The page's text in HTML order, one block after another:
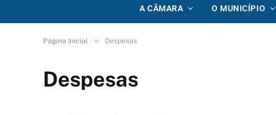
A CÂMARA O MUNICÍPIO
Página Inicial » Despesas
Despesas